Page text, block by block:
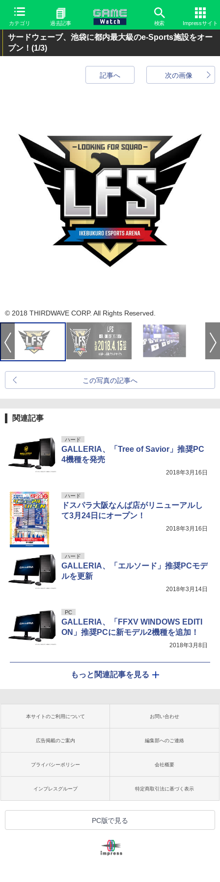
カテゴリ 過去記事 検索 Impressサイト
サードウェーブ、池袋に都内最大級のe-Sports施設をオー
プン！ (1/3)
次の画像
記事へ
© 2018 THIRDWAVE CORP. All Rights Reserved.
この写真の記事へ
関連記事
ハード
GALLERIA、「Tree of Savior」推奨PC
4機種を発売
2018年3月16日
ハード
ドスパラ大阪なんば店がリニューアルし
て3月24日にオープン！
2018年3月16日
ハード
GALLERIA、「エルソード」推奨PCモデ
ルを更新
2018年3月14日
PC
GALLERIA、「FFXV WINDOWS EDITI
ON」推奨PCに新モデル2機種を追加！
2018年3月8日
もっと関連記事を見る
本サイトのご利用について お問い合わせ
広告掲載のご案内 編集部へのご連絡
プライバシーポリシー 会社概要
インプレスグループ 特定商取引法に基づく表示
PC版で見る